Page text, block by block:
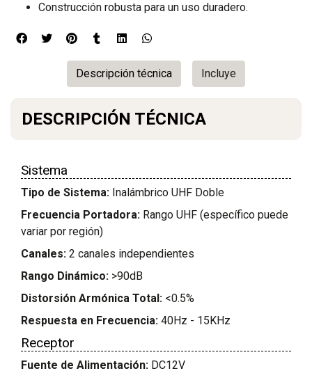
Construcción robusta para un uso duradero.
DESCRIPCIÓN TÉCNICA
Sistema
Tipo de Sistema: Inalámbrico UHF Doble
Frecuencia Portadora: Rango UHF (específico puede
variar por región)
Canales: 2 canales independientes
Rango Dinámico: >90dB
Distorsión Armónica Total: <0.5%
Respuesta en Frecuencia: 40Hz - 15KHz
Receptor
Fuente de Alimentación: DC12V
Descripción técnica Incluye